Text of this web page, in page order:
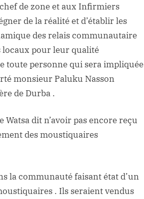
de zone et aux Infirmiers
de la réalité et d’établir les
des relais communautaire
locaux pour leur qualité
toute personne qui sera impliquée
monsieur Paluku Nasson
de Durba .
dit n’avoir pas encore reçu
des moustiquaires
la communauté faisant état d’un
. Ils seraient vendus